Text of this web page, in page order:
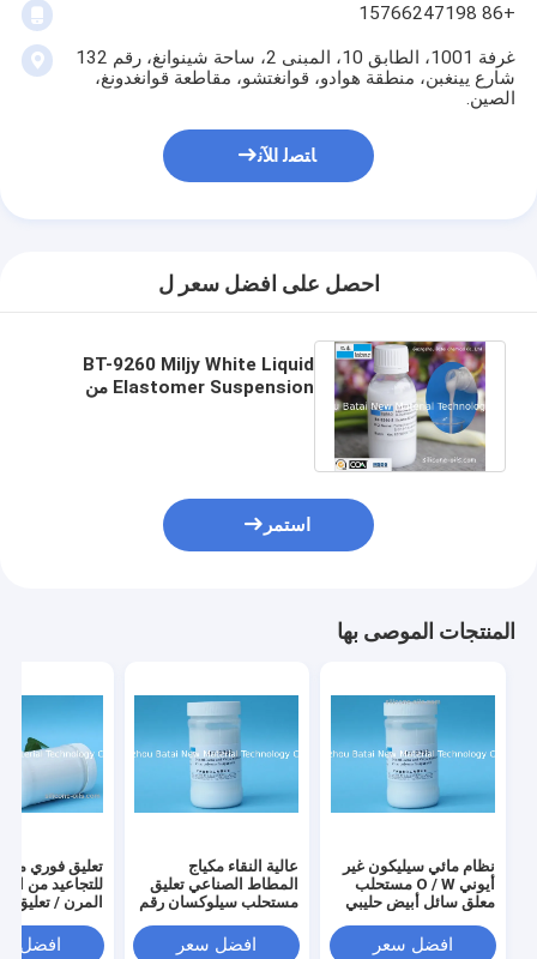
+86 15766247198
غرفة 1001، الطابق 10، المبنى 2، ساحة شينوانغ، رقم 132
شارع يينغبن، منطقة هوادو، قوانغتشو، مقاطعة قوانغدونغ،
الصين.
ﺎﺘﺼﻟ ﺍﻶﻧ
احصل على افضل سعر ل
BT-9260 Miljy White Liquid
Elastomer Suspension من
استمر
المنتجات الموصى بها
نظام مائي سيليكون غير
أيوني O / W مستحلب
معلق سائل أبيض حليبي
افضل سعر
عالية النقاء مكياج
المطاط الصناعي تعليق
مستحلب سيلوكسان رقم
افضل سعر
تعليق فوري
للتجاعيد من
المرن / تعليق
الشخصية BT-9279افضل